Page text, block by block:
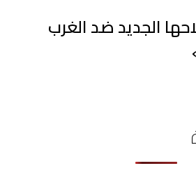
الجديد ضد الغرب